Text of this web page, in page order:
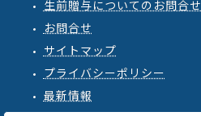
生前贈与についてのお問合せ
お問合せ
サイトマップ
プライバシーポリシー
最新情報